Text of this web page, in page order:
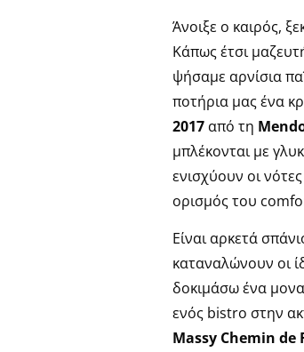
Άνοιξε ο καιρός,
Κάπως έτσι
ψήσαμε αρνίσια
ποτήρια μας ένα
2017από τη
μπλέκονται με
ενισχύουν οι
ορισμός του
Είναι αρκετά
καταναλώνουν οι
δοκιμάσω ένα
ενός bistro στην
Massy Chemin de